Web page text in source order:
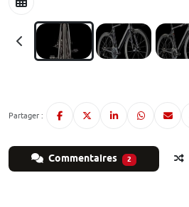
Partager :
Commentaires 2